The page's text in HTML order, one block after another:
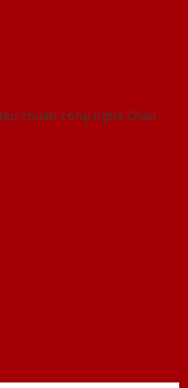
chuẩn công nghệ Châu